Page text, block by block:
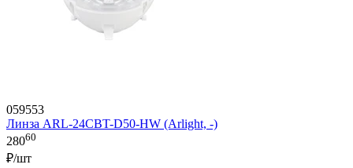
059553
Линза ARL-24CBT-D50-HW (Arlight, -)
28060
₽/шт